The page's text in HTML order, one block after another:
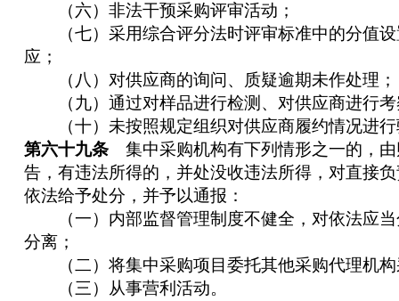
（六）非法干预采购评审活动；
（七）采用综合评分法时评审标准中的分值设
应；
（八）对供应商的询问、质疑逾期未作处理；
（九）通过对样品进行检测、对供应商进行考
（十）未按照规定组织对供应商履约情况进行
第六十九条集中采购机构有下列情形之一的，由
告，有违法所得的，并处没收违法所得，对直接
依法给予处分，并予以通报：
（一）内部监督管理制度不健全，对依法应当
分离；
（二）将集中采购项目委托其他采购代理机构
（三）从事营利活动。